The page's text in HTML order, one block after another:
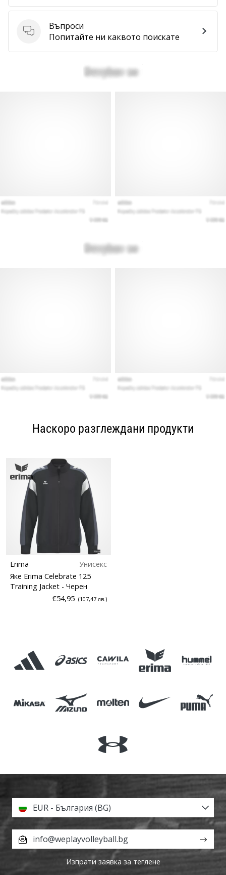
Въпроси
Въпроси
Попитайте ни каквото поискате
Наскоро разглеждани продукти
Erima
Унисекс
Яке Erima Celebrate 125
Training Jacket - Черен
€54,95 (107,47 лв.)
EUR - България (BG)
info@weplayvolleyball.bg
Изпрати заявка за теглене